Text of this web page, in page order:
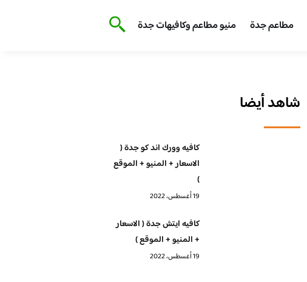
مطاعم جدة منيو مطاعم وكافيهات جدة
شاهد أيضا
كافيه وورك اند كو جدة (
الاسعار + المنيو + الموقع
)
19 أغسطس، 2022
كافيه ايتش جدة ( الاسعار
+ المنيو + الموقع )
19 أغسطس، 2022